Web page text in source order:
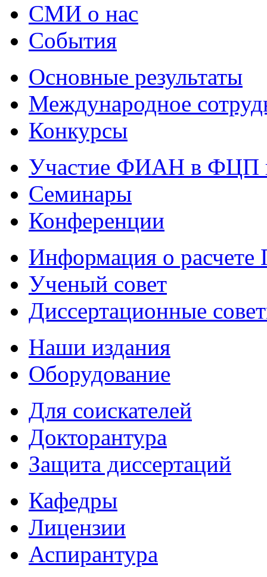
СМИ о нас
События
Основные результаты
Международное
Конкурсы
Участие ФИАН в ФЦП
Семинары
Конференции
Информация о
Ученый совет
Диссертационные
Наши издания
Оборудование
Для соискателей
Докторантура
Защита диссертаций
Кафедры
Лицензии
Аспирантура